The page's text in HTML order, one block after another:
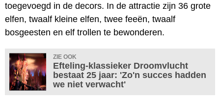
toegevoegd in de decors. In de attractie zijn 36 grote
elfen, twaalf kleine elfen, twee feeën, twaalf
bosgeesten en elf trollen te bewonderen.
ZIE OOK
Efteling-klassieker Droomvlucht
bestaat 25 jaar: 'Zo'n succes hadden
we niet verwacht'